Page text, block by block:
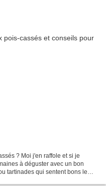
? Moi j'en raffole et si je
à déguster avec un bon
tartinades qui sentent bons le